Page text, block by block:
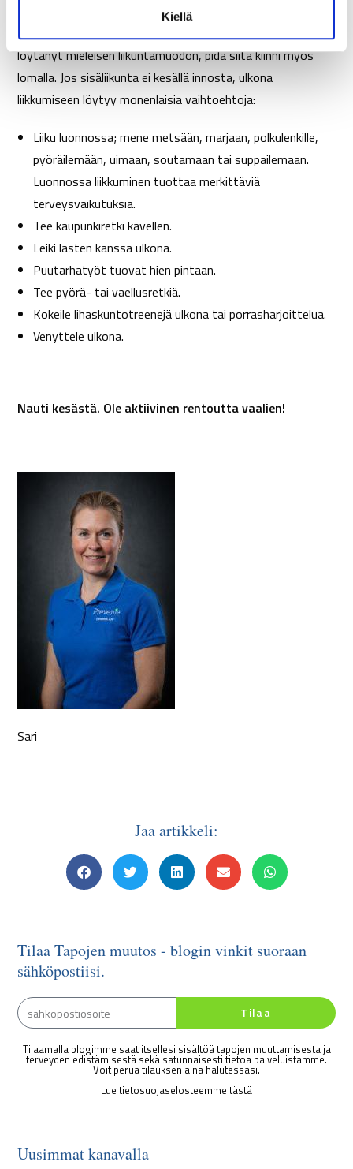
Kiellä
Lomalla ei kannata pitää lomaa liikkumisesta. Jos olet
löytänyt mieleisen liikuntamuodon, pidä siitä kiinni myös
lomalla. Jos sisäliikunta ei kesällä innosta, ulkona
liikkumiseen löytyy monenlaisia vaihtoehtoja:
Liiku luonnossa; mene metsään, marjaan, polkulenkille,
pyöräilemään, uimaan, soutamaan tai suppailemaan.
Luonnossa liikkuminen tuottaa merkittäviä
terveysvaikutuksia.
Tee kaupunkiretki kävellen.
Leiki lasten kanssa ulkona.
Puutarhatyöt tuovat hien pintaan.
Tee pyörä- tai vaellusretkiä.
Kokeile lihaskuntotreenejä ulkona tai porrasharjoittelua.
Venyttele ulkona.
Nauti kesästä. Ole aktiivinen rentoutta vaalien!
Sari
Jaa artikkeli:
Tilaa Tapojen muutos - blogin vinkit suoraan
sähköpostiisi.
Tilaa
Tilaamalla blogimme saat itsellesi sisältöä tapojen muuttamisesta ja
terveyden edistämisestä sekä satunnaisesti tietoa palveluistamme.
Voit perua tilauksen aina halutessasi.
Lue tietosuojaselosteemme tästä
Uusimmat kanavalla